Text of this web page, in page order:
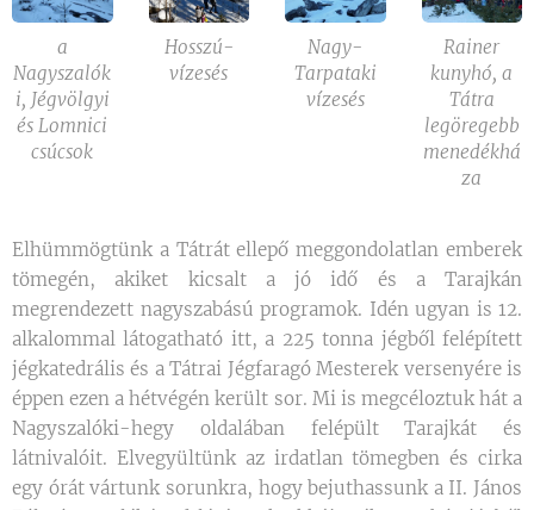
a
Nagyszalók
i, Jégvölgyi
és Lomnici
csúcsok
Hosszú-
vízesés
Nagy-
Tarpataki
vízesés
Rainer
kunyhó, a
Tátra
legöregebb
menedékhá
za
Elhümmögtünk a Tátrát ellepő meggondolatlan emberek
tömegén, akiket kicsalt a jó idő és a Tarajkán
megrendezett nagyszabású programok. Idén ugyan is 12.
alkalommal látogatható itt, a 225 tonna jégből felépített
jégkatedrális és a Tátrai Jégfaragó Mesterek versenyére is
éppen ezen a hétvégén került sor. Mi is megcéloztuk hát a
Nagyszalóki-hegy oldalában felépült Tarajkát és
látnivalóit. Elvegyültünk az irdatlan tömegben és cirka
egy órát vártunk sorunkra, hogy bejuthassunk a II. János